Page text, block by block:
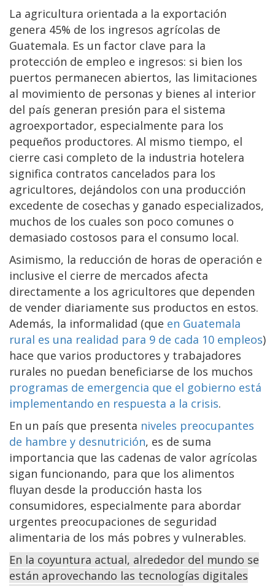
La agricultura orientada a la exportación
genera 45% de los ingresos agrícolas de
Guatemala. Es un factor clave para la
protección de empleo e ingresos: si bien los
puertos permanecen abiertos, las limitaciones
al movimiento de personas y bienes al interior
del país generan presión para el sistema
agroexportador, especialmente para los
pequeños productores. Al mismo tiempo, el
cierre casi completo de la industria hotelera
significa contratos cancelados para los
agricultores, dejándolos con una producción
excedente de cosechas y ganado especializados,
muchos de los cuales son poco comunes o
demasiado costosos para el consumo local.
Asimismo, la reducción de horas de operación e
inclusive el cierre de mercados afecta
directamente a los agricultores que dependen
de vender diariamente sus productos en estos.
Además, la informalidad (que en Guatemala
rural es una realidad para 9 de cada 10 empleos)
hace que varios productores y trabajadores
rurales no puedan beneficiarse de los muchos
programas de emergencia que el gobierno está
implementando en respuesta a la crisis.
En un país que presenta niveles preocupantes
de hambre y desnutrición, es de suma
importancia que las cadenas de valor agrícolas
sigan funcionando, para que los alimentos
fluyan desde la producción hasta los
consumidores, especialmente para abordar
urgentes preocupaciones de seguridad
alimentaria de los más pobres y vulnerables.
En la coyuntura actual, alrededor del mundo se
están aprovechando las tecnologías digitales